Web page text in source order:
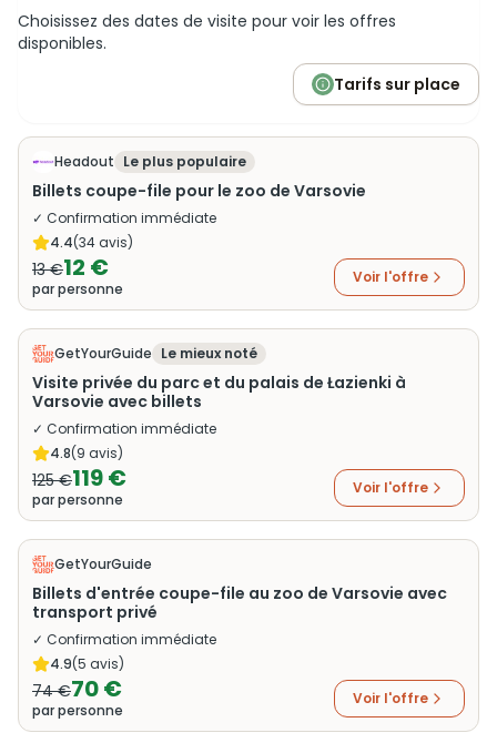
Choisissez des dates de visite pour voir les offres
disponibles.
Tarifs sur place
Headout Le plus populaire
Billets coupe-file pour le zoo de Varsovie
✓ Confirmation immédiate
4.4(34avis)
13 €12 €
par personne
Voir l'offre
GetYourGuide Le mieux noté
Visite privée du parc et du palais de Łazienki à
Varsovie avec billets
✓ Confirmation immédiate
4.8(9 avis)
125 €119 €
par personne
Voir l'offre
GetYourGuide
Billets d'entrée coupe-file au zoo de Varsovie avec
transport privé
✓ Confirmation immédiate
4.9(5 avis)
74 €70 €
par personne
Voir l'offre